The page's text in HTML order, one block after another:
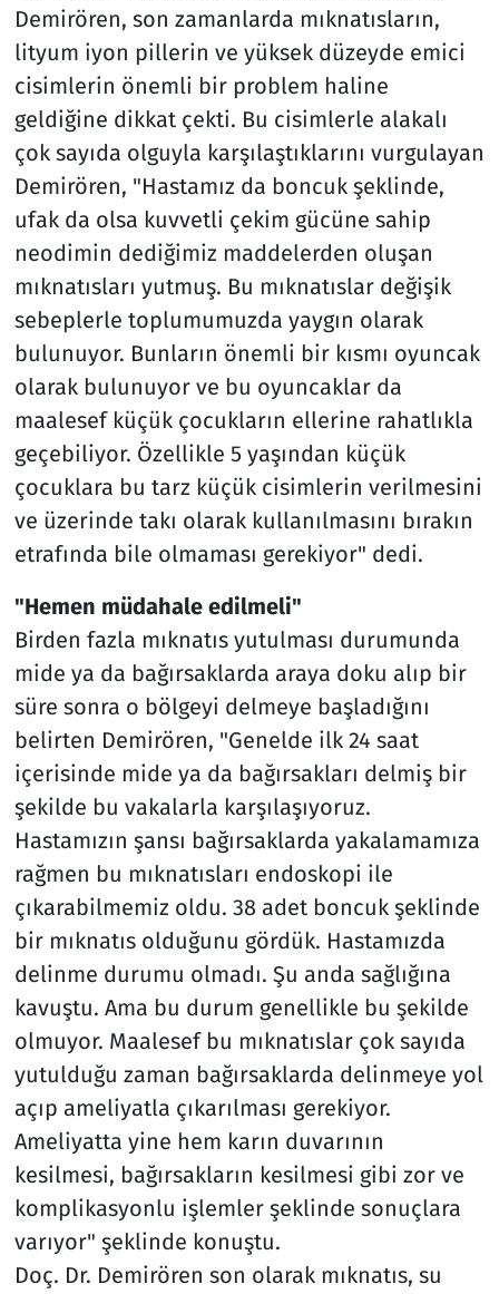
Demirören, son zamanlarda mıknatısların,
lityum iyon pillerin ve yüksek düzeyde emici
cisimlerin önemli bir problem haline
geldiğine dikkat çekti. Bu cisimlerle alakalı
çok sayıda olguyla karşılaştıklarını vurgulayan
Demirören, "Hastamız da boncuk şeklinde,
ufak da olsa kuvvetli çekim gücüne sahip
neodimin dediğimiz maddelerden oluşan
mıknatısları yutmuş. Bu mıknatıslar değişik
sebeplerle toplumumuzda yaygın olarak
bulunuyor. Bunların önemli bir kısmı oyuncak
olarak bulunuyor ve bu oyuncaklar da
maalesef küçük çocukların ellerine rahatlıkla
geçebiliyor. Özellikle 5 yaşından küçük
çocuklara bu tarz küçük cisimlerin verilmesini
ve üzerinde takı olarak kullanılmasını bırakın
etrafında bile olmaması gerekiyor" dedi.
"Hemen müdahale edilmeli"
Birden fazla mıknatıs yutulması durumunda
mide ya da bağırsaklarda araya doku alıp bir
süre sonra o bölgeyi delmeye başladığını
belirten Demirören, "Genelde ilk 24 saat
içerisinde mide ya da bağırsakları delmiş bir
şekilde bu vakalarla karşılaşıyoruz.
Hastamızın şansı bağırsaklarda yakalamamıza
rağmen bu mıknatısları endoskopi ile
çıkarabilmemiz oldu. 38 adet boncuk şeklinde
bir mıknatıs olduğunu gördük. Hastamızda
delinme durumu olmadı. Şu anda sağlığına
kavuştu. Ama bu durum genellikle bu şekilde
olmuyor. Maalesef bu mıknatıslar çok sayıda
yutulduğu zaman bağırsaklarda delinmeye yol
açıp ameliyatla çıkarılması gerekiyor.
Ameliyatta yine hem karın duvarının
kesilmesi, bağırsakların kesilmesi gibi zor ve
komplikasyonlu işlemler şeklinde sonuçlara
varıyor" şeklinde konuştu.
Doç. Dr. Demirören son olarak mıknatıs, su